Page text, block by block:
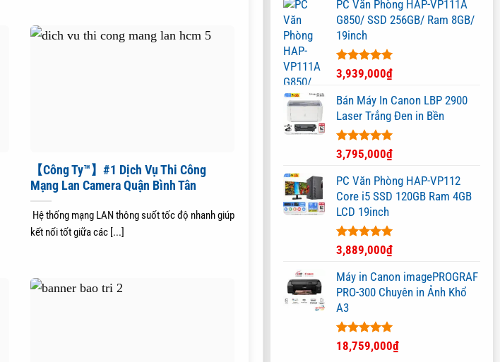
【Công Ty™】#1 Dịch Vụ Thi Công
Mạng Lan Camera Quận Bình Tân
Hệ thống mạng LAN thông suốt tốc độ nhanh giúp
kết nối tốt giữa các [...]
PC Văn Phòng HAP-VP111A
G850/ SSD 256GB/ Ram 8GB/
19inch
Được xếp
hạng 5.00
5 sao
3,939,000₫
Bán Máy In Canon LBP 2900
Laser Trắng Đen in Bền
Được xếp
hạng 5.00
5 sao
3,795,000₫
PC Văn Phòng HAP-VP112
Core i5 SSD 120GB Ram 4GB
LCD 19inch
Được xếp
hạng 5.00
5 sao
3,889,000₫
Máy in Canon imagePROGRAF
PRO-300 Chuyên in Ảnh Khổ
A3
Được xếp
hạng
5.00
18,759,000₫